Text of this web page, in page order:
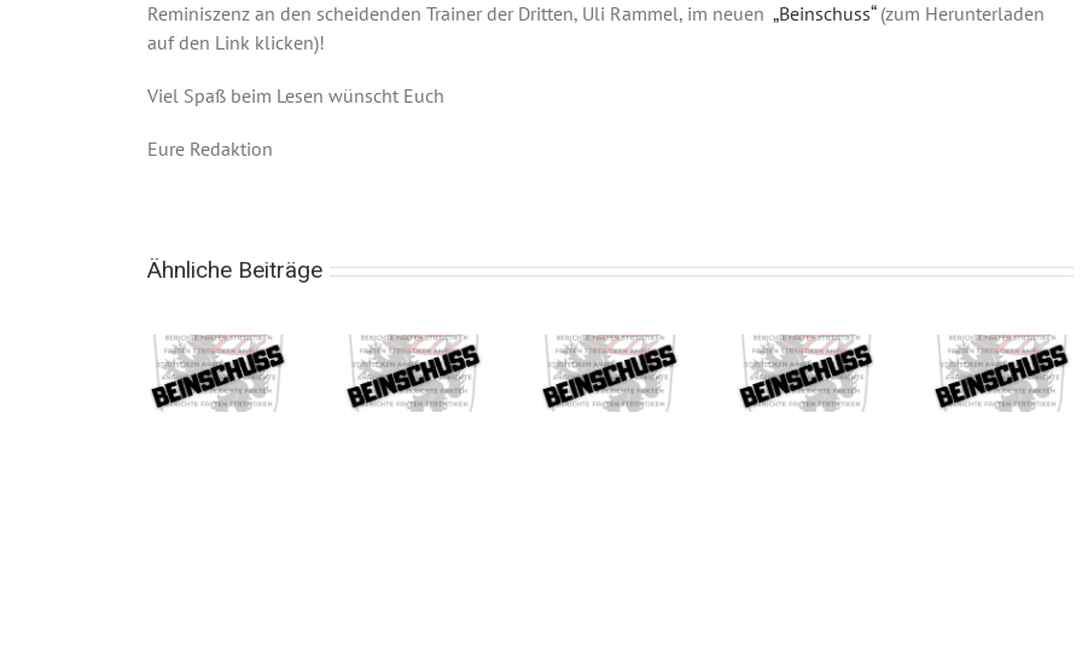
Reminiszenz an den scheidenden Trainer der Dritten, Uli Rammel, im neuen „Beinschuss“(zum Herunterladen
auf den Link klicken)!
Viel Spaß beim Lesen wünscht Euch
Eure Redaktion
Ähnliche Beiträge
Beinschuss
358
Beinschuss
357
Beinschuss
356
Beinschuss
355
359